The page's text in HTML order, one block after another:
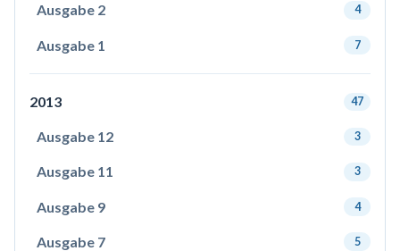
Ausgabe 2 4
Ausgabe 1 7
2013 47
Ausgabe 12 3
Ausgabe 11 3
Ausgabe 9 4
Ausgabe 7 5